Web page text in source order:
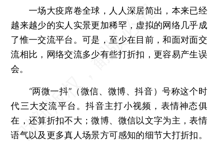
一场大疫席卷全球，人人深居简出，本来已经
越来越少的实人实景更加稀罕，虚拟的网络几乎成
了惟一交流平台。可是，至少在目前，和面对面交
流相比，网络交流多少有些打折扣，更容易产生误
会。
“两微一抖”（微信、微博、抖音）号称这个时
代三大交流平台。抖音主打小视频，表情神态俱
在，还算折扣不大；微博、微信以文字为主，表情
语气以及更多真人场景方可感知的细节大打折扣。